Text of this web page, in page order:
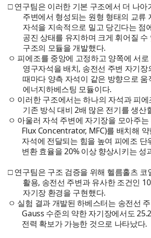
□ 연구팀은 이러한 기본 구조에서 더 나아
주변에서 형성되는 원형 형태의 교류
자석을 지속적으로 밀고 당긴다는 점
공진 상태를 유지하며 크게 휘어질 수
구조의 모듈을 개발했다.
ㅇ 피에조를 중앙에 고정하고 양쪽에 서
영구자석을 배치, 송전선 주변 자기장
때마다 양측 자석이 같은 방향으로 움
에너지하베스팅 모듈이다.
ㅇ 이러한 구조에서는 하나의 자석과 피
기존 방식 대비 2배 많은 전기를 생산
ㅇ 아울러 자석 주변에 자기장을 모아주
Flux Concentrator, MFC)를 배치해
자석에 전달되는 힘을 높여 피에조 단
변환 효율을 20% 이상 향상시키는 성
□ 연구팀은 구조 검증을 위해 헬름홀츠
활용, 송전선 주변과 유사한 조건인
자기장 환경을 구현했다.
ㅇ 실험 결과 개발된 하베스터는 송전선
Gauss 수준의 약한 자기장에서도
전력 확보가 가능한 것으로 나타났다.